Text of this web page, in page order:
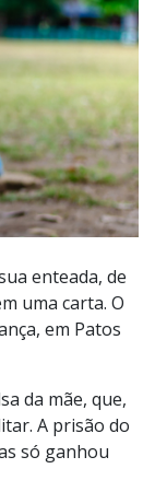
enteada, de
uma carta. O
em Patos
da mãe, que,
A prisão do
só ganhou